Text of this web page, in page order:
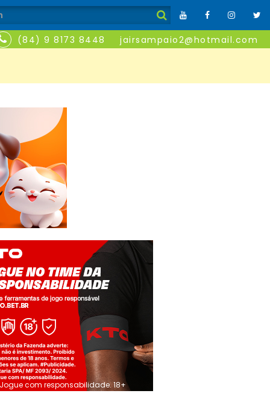
(84) 9 8173 8448 jairsampaio2@hotmail.com
Jogue com responsabilidade. 18+